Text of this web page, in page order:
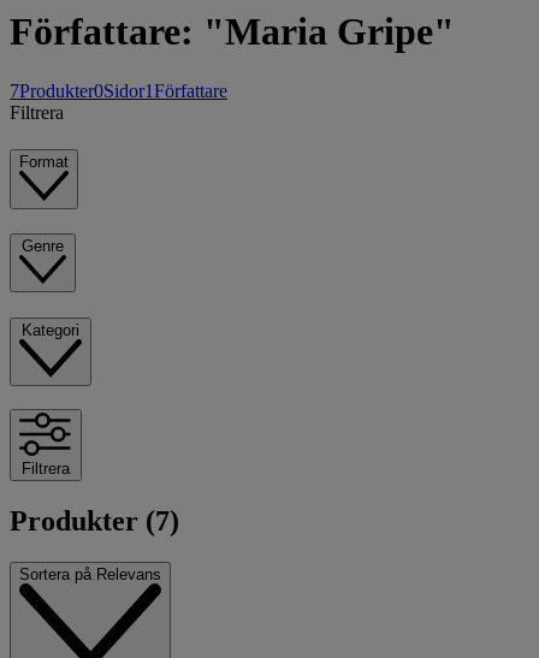
Författare: "Maria Gripe"
7Produkter0Sidor1Författare
Filtrera
Format
Filtrera
Produkter (7)
Sortera på Relevans